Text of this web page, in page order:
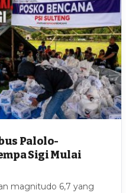
Palolo-
Sigi Mulai
magnitudo 6,7 yang